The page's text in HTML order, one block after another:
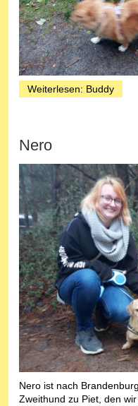
Weiterlesen: Buddy
Nero
Nero ist nach
Zweithund zu Piet, den